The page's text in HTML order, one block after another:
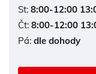
St: 8:00-12:00
Čt: 8:00-12:00
Pá: dle dohody